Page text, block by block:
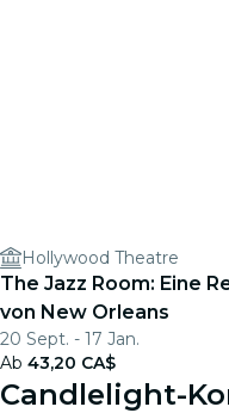
Hollywood Theatre
The Jazz Room: Eine
von New Orleans
20 Sept. - 17 Jan.
Ab 43,20 CA$
Candlelight-